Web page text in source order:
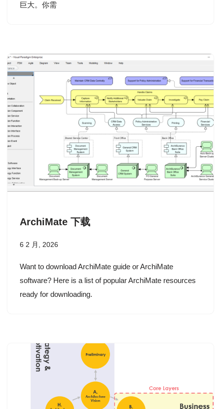
巨大。你需
ArchiMate 下载
6 2 月, 2026
Want to download ArchiMate guide or ArchiMate
software? Here is a list of popular ArchiMate resources
ready for downloading.